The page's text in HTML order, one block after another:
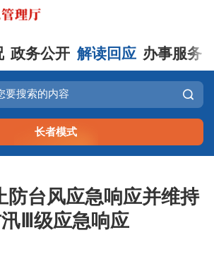
政务公开 解读回应 办事服务
长者模式
防台风应急响应并维持
汛Ⅲ级应急响应